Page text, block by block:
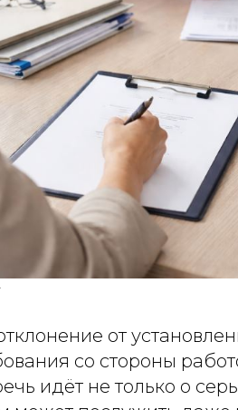
от
со стороны
идёт не только о